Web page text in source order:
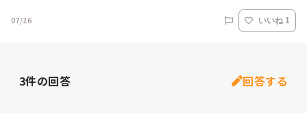
07/26 いいね 1
3件の回答 回答する